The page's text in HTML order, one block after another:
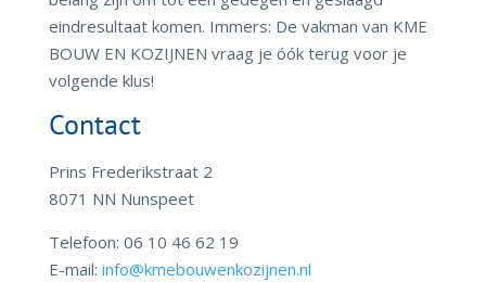
eindresultaat komen. Immers: De vakman van KME
BOUW EN KOZIJNEN vraag je óók terug voor je
volgende klus!
Contact
Prins Frederikstraat 2
8071 NN Nunspeet
Telefoon: 06 10 46 62 19
E-mail: info@kmebouwenkozijnen.nl